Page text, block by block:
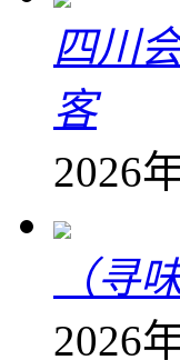
四川
客
2026
（寻
2026